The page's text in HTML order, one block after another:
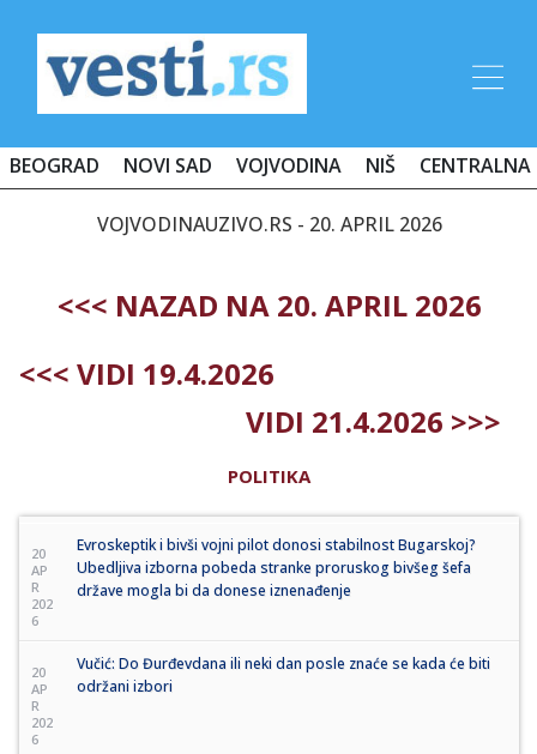
BEOGRAD NOVI SAD VOJVODINA NIŠ CENTRALNA
VOJVODINAUZIVO.RS - 20. APRIL 2026
<<< NAZAD NA 20. APRIL 2026
<<< VIDI 19.4.2026
VIDI 21.4.2026 >>>
POLITIKA
20
AP
R
202
6
Evroskeptik i bivši vojni pilot donosi stabilnost Bugarskoj?
Ubedljiva izborna pobeda stranke proruskog bivšeg šefa
države mogla bi da donese iznenađenje
20
AP
R
202
6
Vučić: Do Đurđevdana ili neki dan posle znaće se kada će biti
održani izbori